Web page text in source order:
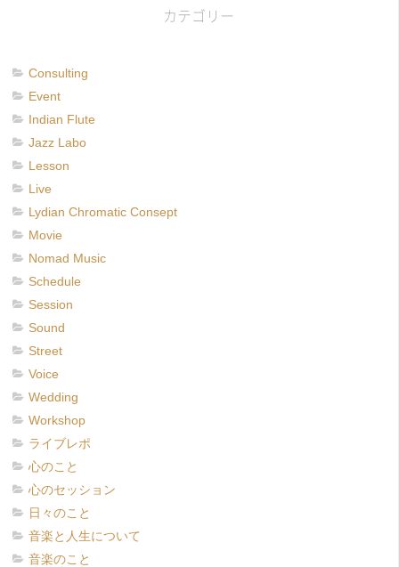
カテゴリー
Consulting
Event
Indian Flute
Jazz Labo
Lesson
Live
Lydian Chromatic Consept
Movie
Nomad Music
Schedule
Session
Sound
Street
Voice
Wedding
Workshop
ライブレポ
心のこと
心のセッション
日々のこと
音楽と人生について
音楽のこと